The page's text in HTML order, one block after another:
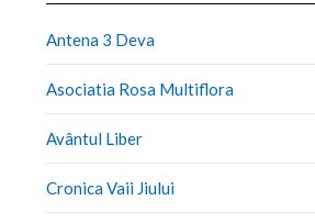
Antena 3 Deva
Asociatia Rosa Multiflora
Avântul Liber
Cronica Vaii Jiului